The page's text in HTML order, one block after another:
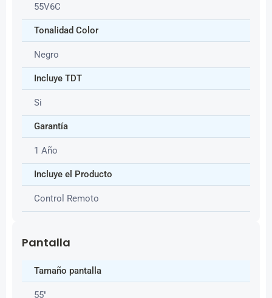
55V6C
Tonalidad Color
Negro
Incluye TDT
Si
Garantía
1 Año
Incluye el Producto
Control Remoto
Pantalla
Tamaño pantalla
55″